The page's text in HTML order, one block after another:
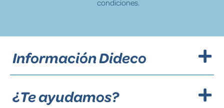
condiciones.
Información Dideco
¿Te ayudamos?